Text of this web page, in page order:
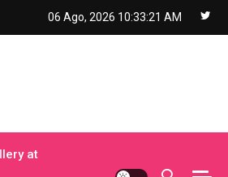
06 Ago, 2026 10:33:22 AM
at